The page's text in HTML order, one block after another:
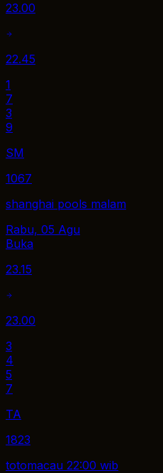
23.00
22.45
1
7
3
9
SM
1067
shanghai pools malam
Rabu, 05 Agu
Buka
23.15
23.00
3
4
5
7
TA
1823
totomacau 22:00 wib